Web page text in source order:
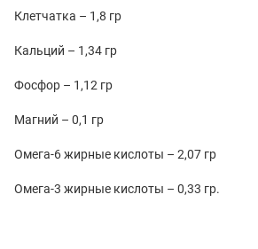
Клетчатка – 1,8 гр
Кальций – 1,34 гр
Фосфор – 1,12 гр
Магний – 0,1 гр
Омега-6 жирные кислоты – 2,07 гр
Омега-3 жирные кислоты – 0,33 гр.